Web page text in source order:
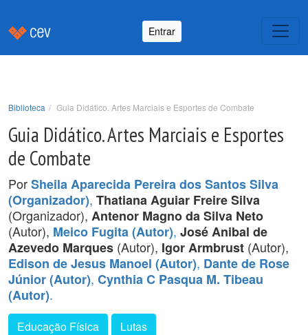
Entrar
Biblioteca Guia Didático. Artes Marciais e Esportes de Combate
Guia Didático. Artes Marciais e Esportes
de Combate
PorSheila Aparecida Pereira dos Santos Silva
(Organizador), Thatiana Aguiar Freire Silva
(Organizador), Antenor Magno da Silva Neto
(Autor), Meico Fugita (Autor), José Anibal de
Azevedo Marques (Autor), Igor Armbrust (Autor),
Edison de Jesus Manoel (Autor), Dante de Rose
Júnior (Autor), Cynthia C Pasqua M. Tibeau
(Autor).
Educação Física Lutas